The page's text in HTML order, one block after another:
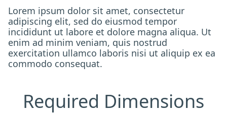
Lorem ipsum dolor sit amet, consectetur
adipiscing elit, sed do eiusmod tempor
incididunt ut labore et dolore magna aliqua. Ut
enim ad minim veniam, quis nostrud
exercitation ullamco laboris nisi ut aliquip ex ea
commodo consequat.
Required Dimensions